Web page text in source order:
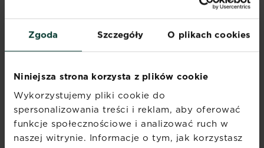
Zgoda Szczegóły O plikach cookies
Niniejsza strona korzysta z plików cookie
Wykorzystujemy pliki cookie do
spersonalizowania treści i reklam, aby oferować
funkcje społecznościowe i analizować ruch w
naszej witrynie. Informacje o tym, jak korzystasz